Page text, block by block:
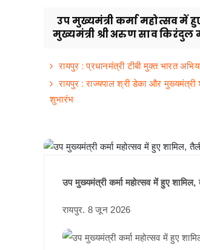
उप मुख्यमंत्री कर्मा महोत्सव में
मुख्यमंत्री श्री अरुण साव
रायपुर : प्रधानमंत्री टीबी मुक्त भारत
रायपुर : राज्यपाल श्री डेका और
शुभारंभ
उप मुख्यमंत्री कर्मा महोत्सव में हुए
रायपुर. 8 जून 2026